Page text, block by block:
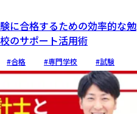
に合格するための効率的な勉
のサポート活用術
#合格 #専門学校 #試験